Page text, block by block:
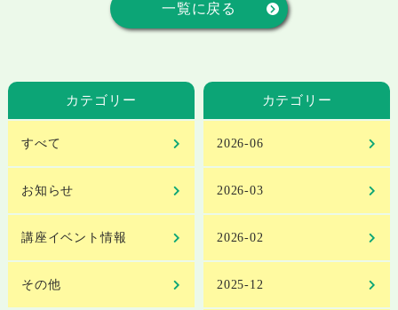
一覧に戻る
カテゴリー
すべて
お知らせ
講座イベント情報
その他
カテゴリー
2026-06
2026-03
2026-02
2025-12